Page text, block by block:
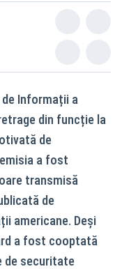
Informații a
din funcție la
de
a fost
transmisă
de
americane. Deși
a fost cooptată
de securitate